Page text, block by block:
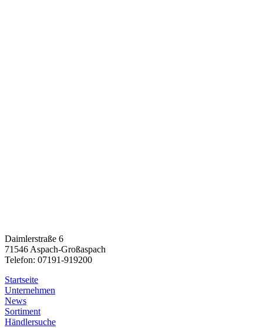
Daimlerstraße 6
71546 Aspach-Großaspach
Telefon: 07191-919200
Startseite
Unternehmen
News
Sortiment
Händlersuche